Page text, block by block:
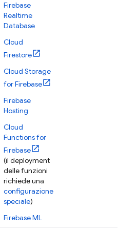
Firebase
Realtime
Database
Cloud
Firestore
Cloud Storage
for Firebase
Firebase
Hosting
Cloud
Functions for
Firebase
(il deployment
delle funzioni
richiede una
configurazione
speciale)
Firebase ML